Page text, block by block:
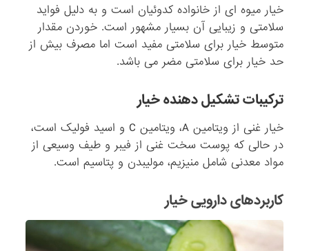
خیار میوه ای از خانواده کدوئیان است و به دلیل فواید
سلامتی و زیبایی آن بسیار مشهور است. خوردن مقدار
متوسط خیار برای سلامتی مفید است اما مصرف بیش از
حد خیار برای سلامتی مضر می باشد.
ترکیبات تشکیل دهنده خیار
خیار غنی از ویتامین A، ویتامین C و اسید فولیک است،
در حالی که پوست سخت غنی از فیبر و طیف وسیعی از
مواد معدنی شامل منیزیم، مولیبدن و پتاسیم است.
کاربردهای دارویی خیار